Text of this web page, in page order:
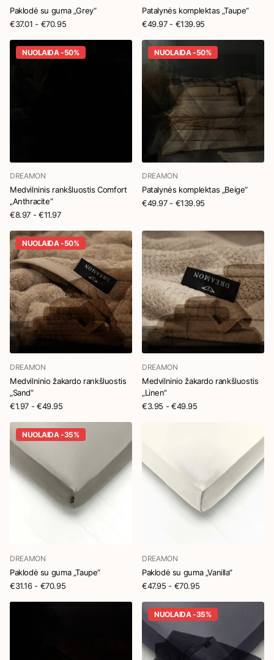
Paklodė su guma „Grey“
€37.01 - €70.95
Patalynės komplektas „Taupe“
€49.97- €139.95
NUOLAIDA -50%
DREAMON
Medvilninis rankšluostis Comfort
„Anthracite“
€8.97 - €11.97
NUOLAIDA -50%
DREAMON
Patalynės komplektas „Beige“
€49.97- €139.95
NUOLAIDA -50%
DREAMON
Medvilninio žakardo rankšluostis
„Sand“
€1.97 - €49.95
DREAMON
Medvilninio žakardo rankšluostis
„Linen“
€3.95 - €49.95
NUOLAIDA -35%
DREAMON
Paklodė su guma „Taupe“
€31.16- €70.95
DREAMON
Paklodė su guma „Vanilla“
€47.95 - €70.95
NUOLAIDA -35%